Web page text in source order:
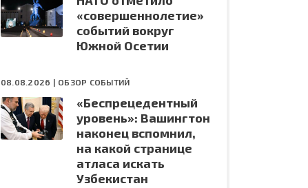
«совершеннолетие»
событий вокруг
Южной Осетии
08.08.2026 | ОБЗОР СОБЫТИЙ
«Беспрецедентный
уровень»: Вашингтон
наконец вспомнил,
на какой странице
атласа искать
Узбекистан